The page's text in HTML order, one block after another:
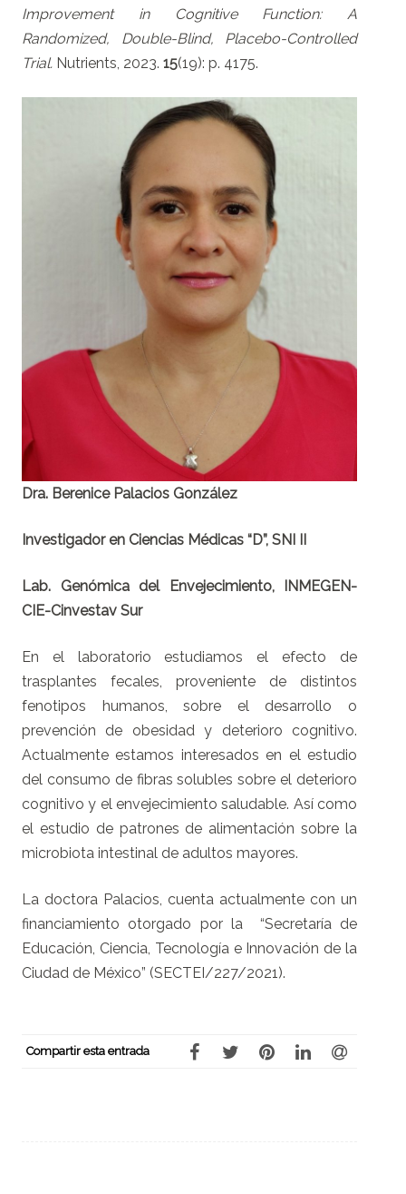
Improvement in Cognitive Function: A
Randomized, Double-Blind, Placebo-Controlled
Trial. Nutrients, 2023. 15(19): p. 4175.
Dra. Berenice Palacios González
Investigador en Ciencias Médicas “D”, SNI II
Lab. Genómica del Envejecimiento, INMEGEN-
CIE-Cinvestav Sur
En el laboratorio estudiamos el efecto de
trasplantes fecales, proveniente de distintos
fenotipos humanos, sobre el desarrollo o
prevención de obesidad y deterioro cognitivo.
Actualmente estamos interesados en el estudio
del consumo de fibras solubles sobre el deterioro
cognitivo y el envejecimiento saludable. Así como
el estudio de patrones de alimentación sobre la
microbiota intestinal de adultos mayores.
La doctora Palacios, cuenta actualmente con un
financiamiento otorgado por la “Secretaría de
Educación, Ciencia, Tecnología e Innovación de la
Ciudad de México” (SECTEI/227/2021).
Compartir esta entrada